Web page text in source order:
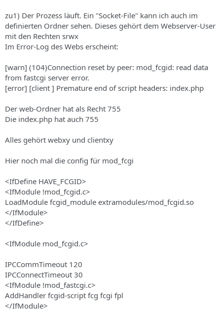
zu1) Der Prozess läuft. Ein "Socket-File" kann ich auch im
definierten Ordner sehen. Dieses gehört dem Webserver-User
mit den Rechten srwx
Im Error-Log des Webs erscheint:
[warn] (104)Connection reset by peer: mod_fcgid: read data
from fastcgi server error.
[error] [client ] Premature end of script headers: index.php
Der web-Ordner hat als Recht 755
Die index.php hat auch 755
Alles gehört webxy und clientxy
Hier noch mal die config für mod_fcgi
<IfDefine HAVE_FCGID>
<IfModule !mod_fcgid.c>
LoadModule fcgid_module extramodules/mod_fcgid.so
</IfModule>
</IfDefine>
<IfModule mod_fcgid.c>
IPCCommTimeout 120
IPCConnectTimeout 30
<IfModule !mod_fastcgi.c>
AddHandler fcgid-script fcg fcgi fpl
</IfModule>